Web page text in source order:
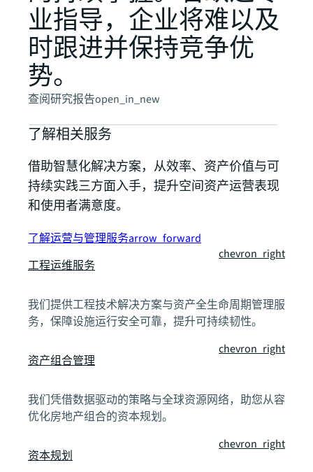
业指导，企业将难以及
时跟进并保持竞争优
势。
查阅研究报告open_in_new
了解相关服务
借助智慧化解决方案，从效率、资产价值与可
持续实践三方面入手，提升空间资产运营表现
和使用者满意度。
了解运营与管理服务arrow_forward
工程运维服务
chevron_right
我们提供工程技术解决方案与资产全生命周期管理服
务，保障设施运行安全可靠，提升可持续韧性。
资产组合管理
chevron_right
我们凭借数据驱动的策略与全球资源网络，助您从容
优化房地产组合的资本规划。
资本规划
chevron_right